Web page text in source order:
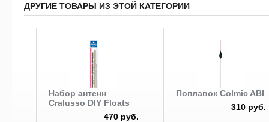
ДРУГИЕ ТОВАРЫ ИЗ ЭТОЙ КАТЕГОРИИ
Набор антенн
Cralusso DIY Floats
470 руб.
Поплавок Colmic ABI
310 руб.